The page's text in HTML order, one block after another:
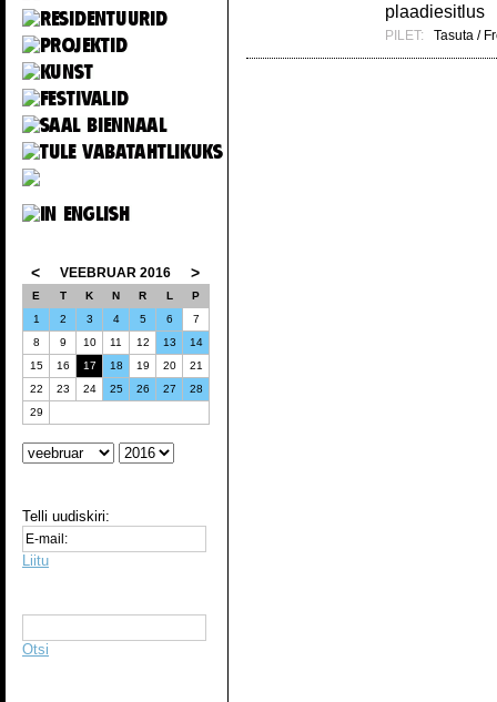
< VEEBRUAR 2016 >
E T K N R L
P
1
2 3 4 5 6
7
8
9 10 11 12 13
14
15
16 17 18 19 20
21
22
23 24 25 26 27
28
29
Telli uudiskiri:
Liitu
Otsi
plaadiesitlus
PILET: Tasuta /